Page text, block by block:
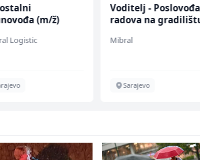
(m/ž)
Logistic
Voditelj - Poslovođa
radova na
Mibral
Sarajevo